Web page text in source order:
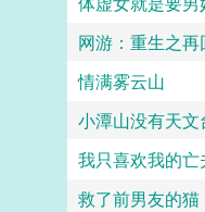
网游：重生之再
情满雾云山
小潭山没有天文
我只喜欢我的
救了前男友的猫